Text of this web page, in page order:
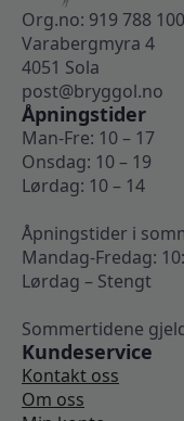
Org.no: 919 788
Varabergmyra 4
4051 Sola
post@bryggol.no
Åpningstider
Man-Fre: 10 – 17
Onsdag: 10 – 19
Lørdag: 10 – 14
Åpningstider i
Mandag-Fredag:
Lørdag – Stengt
Sommertidene
Kundeservice
Kontakt oss
Om oss